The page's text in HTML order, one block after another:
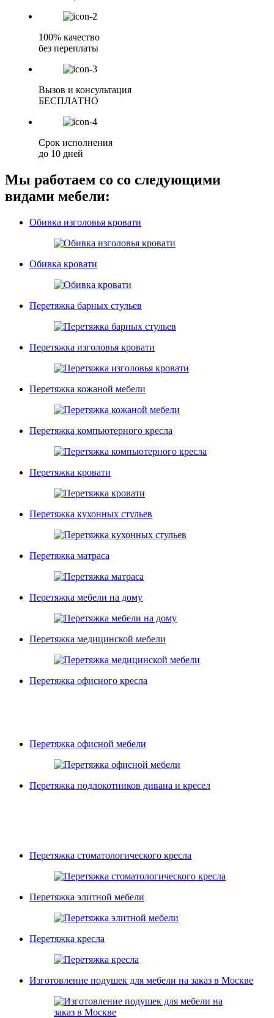
100% качество
без переплаты
Вызов и консультация
БЕСПЛАТНО
Срок исполнения
до 10 дней
Мы работаем со со следующими
видами мебели:
Обивка изголовья кровати
Обивка кровати
Перетяжка барных стульев
Перетяжка изголовья кровати
Перетяжка кожаной мебели
Перетяжка компьютерного кресла
Перетяжка кровати
Перетяжка кухонных стульев
Перетяжка матраса
Перетяжка мебели на дому
Перетяжка медицинской мебели
Перетяжка офисного кресла
Перетяжка офисной мебели
Перетяжка подлокотников дивана и кресел
Перетяжка стоматологического кресла
Перетяжка элитной мебели
Перетяжка кресла
Изготовление подушек для мебели на заказ в Москве